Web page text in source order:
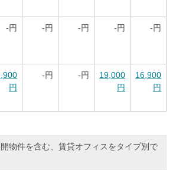
-円 -円 -円 -円 -円
円
-円 -円
19,000
円
16,900
円
物件を含む、賃貸オフィスをタイプ別で